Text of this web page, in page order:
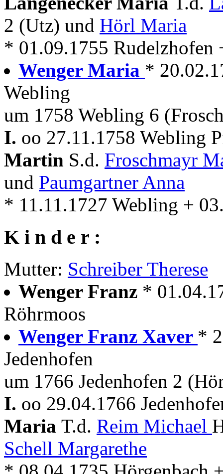
2 (Utz) und Hörl Maria
* 01.09.1755 Rudelzhofen
Wenger Maria *
Webling
um 1758 Webling 6
I. oo 27.11.1758 Webling
Martin S.d. Froschmayr
und Paumgartner Anna
* 11.11.1727 Webling +
K i n d e r :
Mutter: Schreiber Therese
Wenger Franz *
Röhrmoos
Wenger Franz Xaver *
Jedenhofen
um 1766 Jedenhofen 2
I. oo 29.04.1766
Maria T.d. Reim Michael
Schell Margarethe